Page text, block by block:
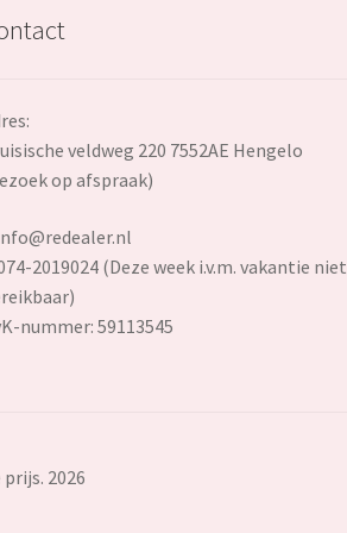
veldweg 220 7552AE Hengelo
op afspraak)
2019024 (Deze week i.v.m. vakantie niet
nummer: 59113545
2026